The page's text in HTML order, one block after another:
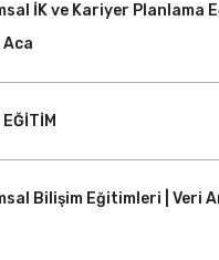
İK ve Kariyer Planlama
Aca
EĞİTİM
Bilişim Eğitimleri | Veri